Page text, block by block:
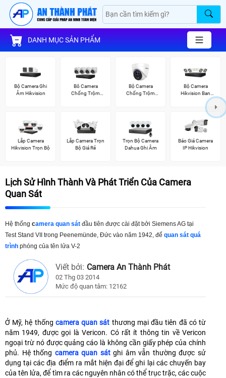
DANH MỤC SẢN PHẨM
Bộ Camera Ghi
Âm Hikvision
Bô Camera
Chống Trộm
Bộ Camera
Chống Trộm
Bộ Camera
Hikvision Ban
Đêm Có Màu
Lắp Camera
Hikvision Trọn Bộ
Lắp Camera Trọn
Bộ Giá Rẻ
Trọn Bộ Camera
Dahua Ghi Âm
Báo Giá Camera
IP Hikvision
Lịch Sử Hình Thành Và Phát Triển Của Camera
Quan Sát
Hệ thống camera quan sát đầu tiên được cài đặt bởi Siemens AG tại
Test Stand VII trong Peenemünde, Đức vào năm 1942, để quan sát quá
trình phóng của tên lửa V-2
Viết bởi: Camera An Thành Phát
02 Thg 03 2014
Mức độ quan tâm: 12162
Ở Mỹ, hệ thống camera quan sát thương mại đầu tiên đã có từ
năm 1949, được gọi là Vericon. Có rất ít thông tin về Vericon
ngoại trừ nó được quảng cáo là không cần giấy phép của chính
phủ. Hệ thống camera quan sátghi âm vẫn thường được sử
dụng tại các địa điểm ra mắt hiện đại để ghi lại các chuyến bay
của tên lửa, để tìm ra các nguyên nhân có thể trục trặc, các cuộc